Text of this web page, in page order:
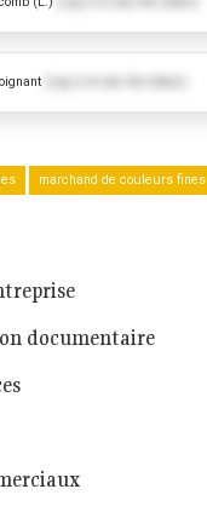
marchand de couleurs fines
documentaire